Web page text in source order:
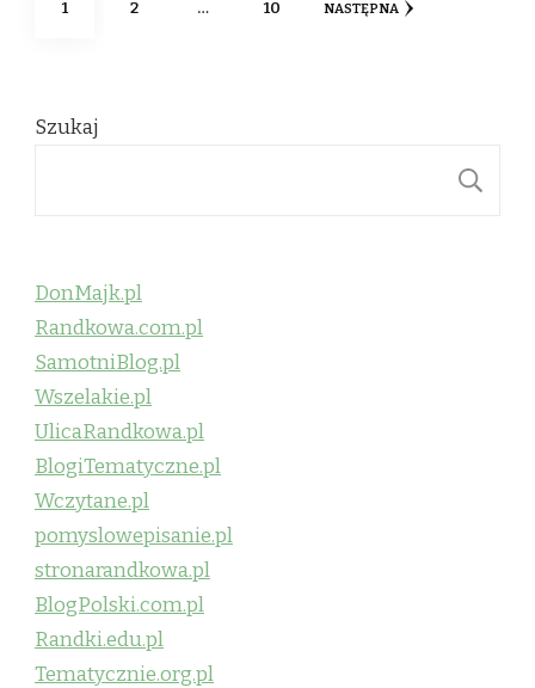
STRONA
1 STRONA
2 … STRONA
10 NASTĘPNA
Szukaj
DonMajk.pl
Randkowa.com.pl
SamotniBlog.pl
Wszelakie.pl
UlicaRandkowa.pl
BlogiTematyczne.pl
Wczytane.pl
pomyslowepisanie.pl
stronarandkowa.pl
BlogPolski.com.pl
Randki.edu.pl
Tematycznie.org.pl